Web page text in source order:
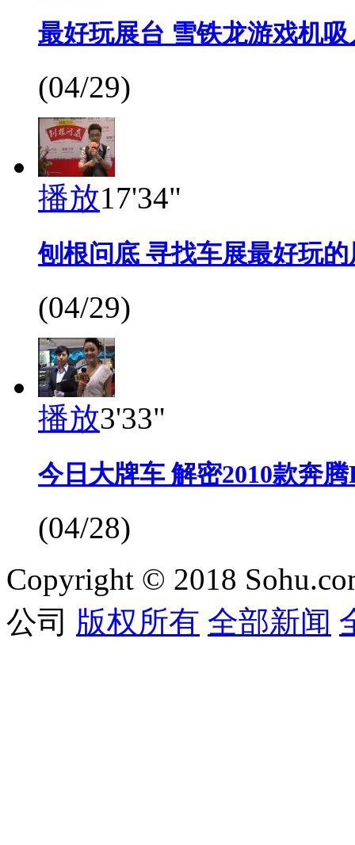
最好玩展台 雪铁龙游戏机
(04/29)
播放17'34"
刨根问底 寻找车展最好玩的
(04/29)
播放3'33"
今日大牌车 解密2010款奔腾
(04/28)
Copyright © 2018
公司 版权所有 全部新闻